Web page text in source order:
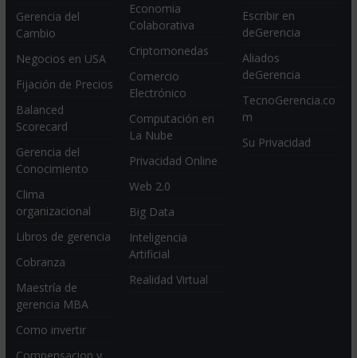
Gerencia del
Cambio
Negocios en USA
Fijación de Precios
Balanced
Scorecard
Gerencia del
Conocimiento
Clima
organizacional
Libros de gerencia
Cobranza
Maestría de
gerencia MBA
Como invertir
Economia
Colaborativa
Criptomonedas
Comercio
Electrónico
Computación en
La Nube
Privacidad Online
Web 2.0
Big Data
Inteligencia
Artificial
Realidad Virtual
Escribir en
deGerencia
Aliados
deGerencia
TecnoGerencia.co
m
Su Privacidad